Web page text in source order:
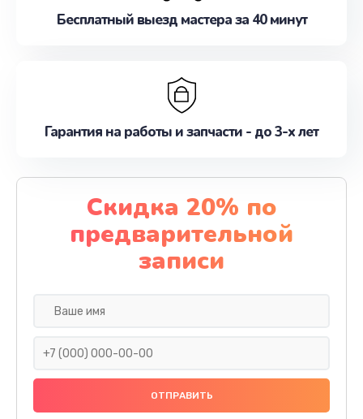
Бесплатный выезд мастера за 40 минут
Гарантия на работы и запчасти - до 3-х лет
Скидка 20% по
предварительной
записи